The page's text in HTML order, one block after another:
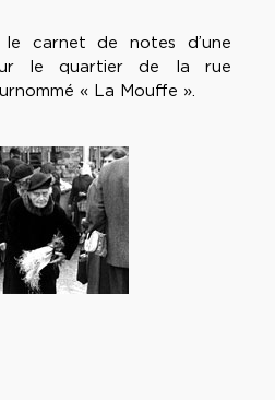
carnet de notes d’une
le quartier de la rue
« La Mouffe ».